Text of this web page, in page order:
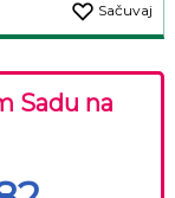
Sačuvaj
Sadu na